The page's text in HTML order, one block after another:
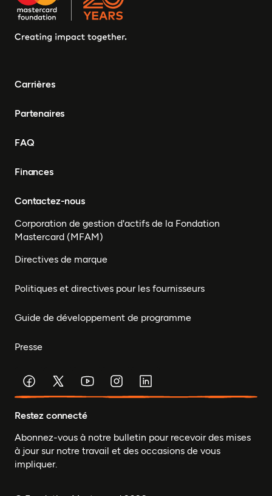
Carrières
Partenaires
FAQ
Finances
Contactez-nous
Corporation de gestion d'actifs de la Fondation
Mastercard (MFAM)
Directives de marque
Politiques et directives pour les fournisseurs
Guide de développement de programme
Presse
Restez connecté
Abonnez-vous à notre bulletin pour recevoir des mises
à jour sur notre travail et des occasions de vous
impliquer.